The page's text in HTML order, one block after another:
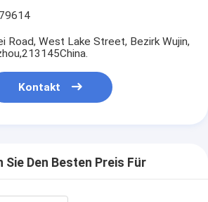
Road, West Lake Street, Bezirk Wujin,
Kontakt
Sie Den Besten Preis Für